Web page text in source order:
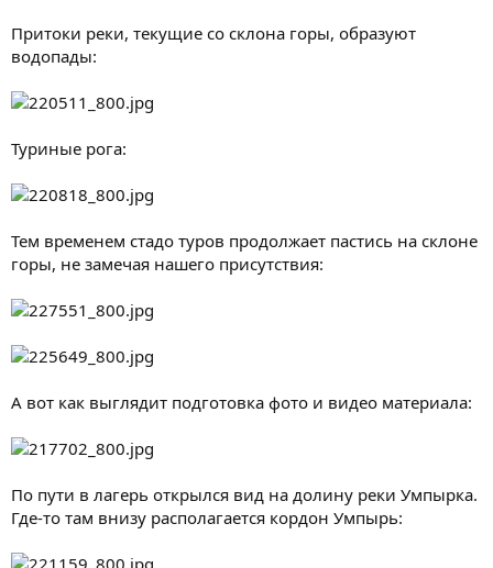
Притоки реки, текущие со склона горы, образуют
водопады:
Туриные рога:
Тем временем стадо туров продолжает пастись на склоне
горы, не замечая нашего присутствия:
А вот как выглядит подготовка фото и видео материала:
По пути в лагерь открылся вид на долину реки Умпырка.
Где-то там внизу располагается кордон Умпырь: